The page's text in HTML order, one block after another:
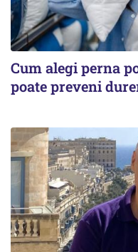
Cum alegi perna
poate preveni